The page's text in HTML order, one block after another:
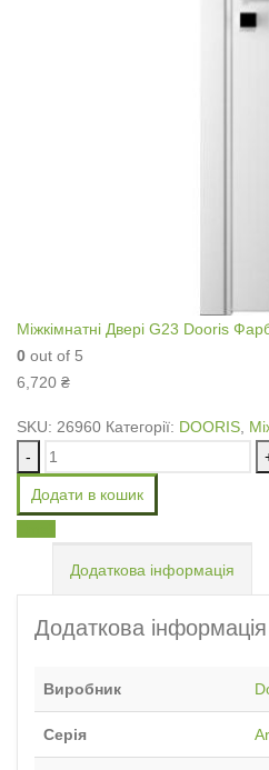
Міжкімнатні Двері G23 Dooris
0 out of 5
6,720 ₴
SKU: 26960 Категорії: DOORIS
-
Додати в кошик
Додаткова інформація
Додаткова інформація
Виробник
Серія